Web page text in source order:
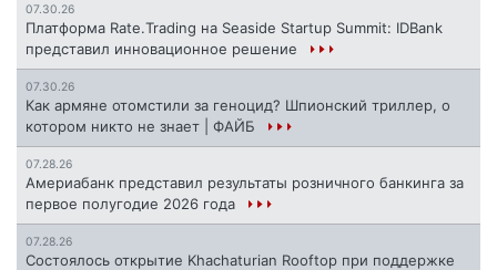
07.30.26
Платформа Rate.Trading на Seaside Startup Summit: IDBank
представил инновационное решение
07.30.26
Как армяне отомстили за геноцид? Шпионский триллер, о
котором никто не знает | ФАЙБ
07.28.26
Америабанк представил результаты розничного банкинга за
первое полугодие 2026 года
07.28.26
Состоялось открытие Khachaturian Rooftop при поддержке